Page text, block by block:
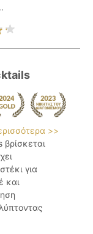
>>
για
και